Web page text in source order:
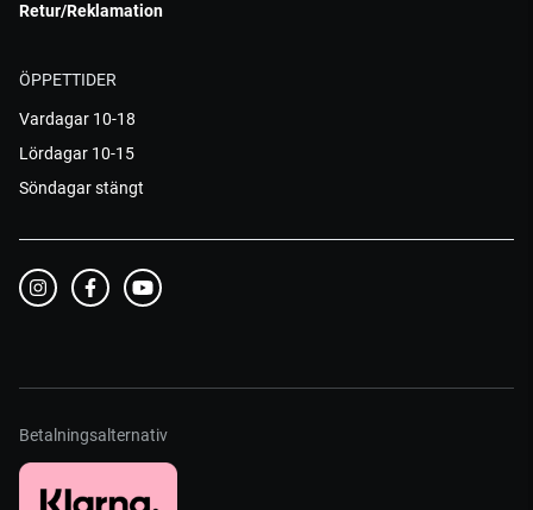
Retur/Reklamation
ÖPPETTIDER
Vardagar 10-18
Lördagar 10-15
Söndagar stängt
Betalningsalternativ